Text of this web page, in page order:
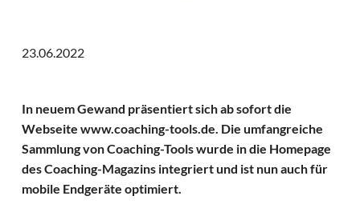
23.06.2022
In neuem Gewand präsentiert sich ab sofort die
Webseite www.coaching-tools.de. Die umfangreiche
Sammlung von Coaching-Tools wurde in die Homepage
des Coaching-Magazins integriert und ist nun auch für
mobile Endgeräte optimiert.